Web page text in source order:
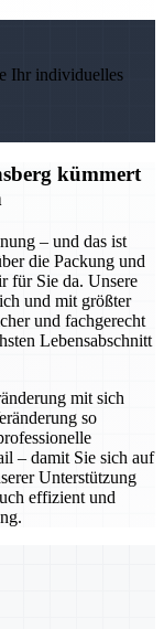
Ihr individuelles
kümmert
– und das ist
die Packung und
für Sie da. Unsere
und mit größter
und fachgerecht
Lebensabschnitt
mit sich
so
– damit Sie sich auf
Unterstützung
effizient und